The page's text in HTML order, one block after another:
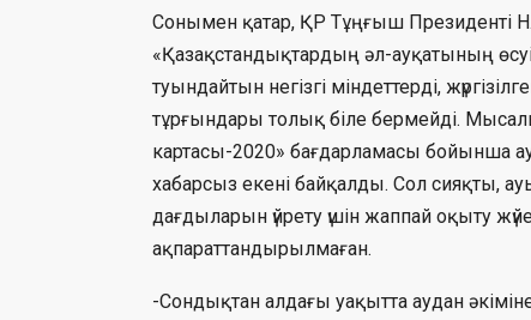
Сонымен қатар, ҚР Тұңғыш Президенті
«Қазақстандықтардың әл-ауқатының
туындайтын негізгі міндеттерді,
тұрғындары толық біле бермейді.
картасы-2020» бағдарламасы бойынша
хабарсыз екені байқалды. Сол сияқты,
дағдыларын үйрету үшін жаппай оқыту
ақпараттандырылмаған.
-Сондықтан алдағы уақытта аудан